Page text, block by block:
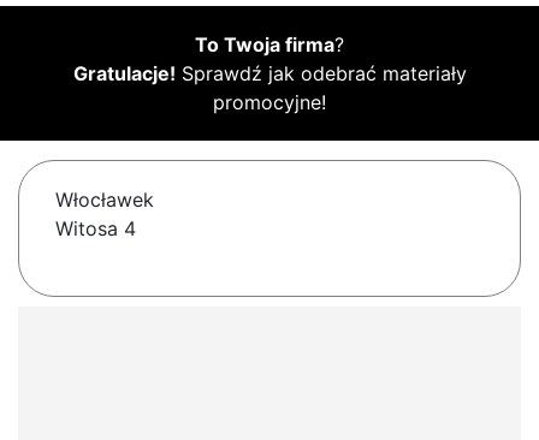
To Twoja firma?
Gratulacje! Sprawdź jak odebrać materiały
promocyjne!
Włocławek
Witosa 4